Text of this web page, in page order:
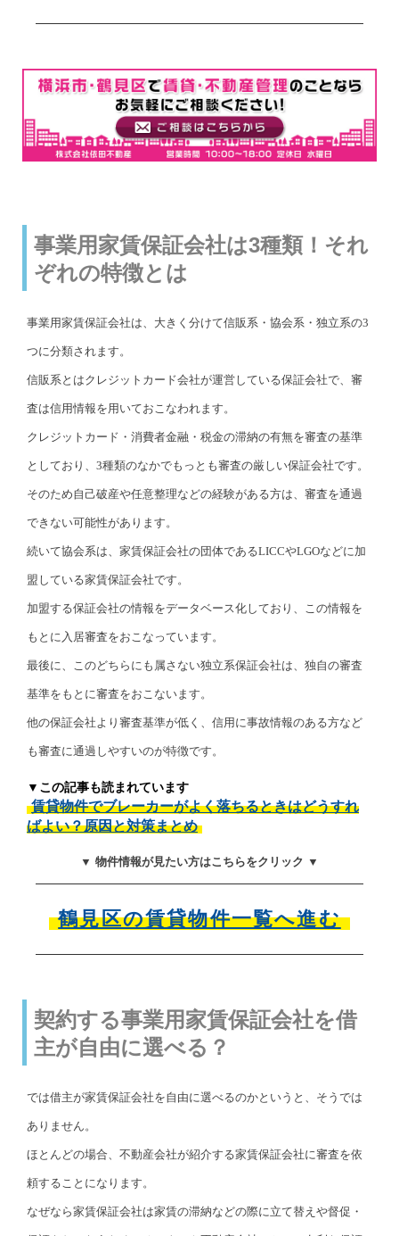
事業用家賃保証会社は3種類！それ
ぞれの特徴とは
事業用家賃保証会社は、大きく分けて信販系・協会系・独立系の3
つに分類されます。
信販系とはクレジットカード会社が運営している保証会社で、審
査は信用情報を用いておこなわれます。
クレジットカード・消費者金融・税金の滞納の有無を審査の基準
としており、3種類のなかでもっとも審査の厳しい保証会社です。
そのため自己破産や任意整理などの経験がある方は、審査を通過
できない可能性があります。
続いて協会系は、家賃保証会社の団体であるLICCやLGOなどに加
盟している家賃保証会社です。
加盟する保証会社の情報をデータベース化しており、この情報を
もとに入居審査をおこなっています。
最後に、このどちらにも属さない独立系保証会社は、独自の審査
基準をもとに審査をおこないます。
他の保証会社より審査基準が低く、信用に事故情報のある方など
も審査に通過しやすいのが特徴です。
▼この記事も読まれています
賃貸物件でブレーカーがよく落ちるときはどうすれ
ばよい？原因と対策まとめ
▼ 物件情報が見たい方はこちらをクリック ▼
鶴見区の賃貸物件一覧へ進む
契約する事業用家賃保証会社を借
主が自由に選べる？
では借主が家賃保証会社を自由に選べるのかというと、そうでは
ありません。
ほとんどの場合、不動産会社が紹介する家賃保証会社に審査を依
頼することになります。
なぜなら家賃保証会社は家賃の滞納などの際に立て替えや督促・